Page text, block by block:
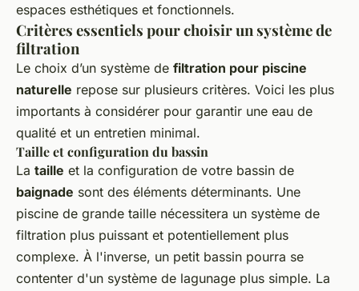
espaces esthétiques et fonctionnels.
Critères essentiels pour choisir un système de
filtration
Le choix d’un système de filtration pour piscine
naturelle repose sur plusieurs critères. Voici les plus
importants à considérer pour garantir une eau de
qualité et un entretien minimal.
Taille et configuration du bassin
La taille et la configuration de votre bassin de
baignade sont des éléments déterminants. Une
piscine de grande taille nécessitera un système de
filtration plus puissant et potentiellement plus
complexe. À l'inverse, un petit bassin pourra se
contenter d'un système de lagunage plus simple. La